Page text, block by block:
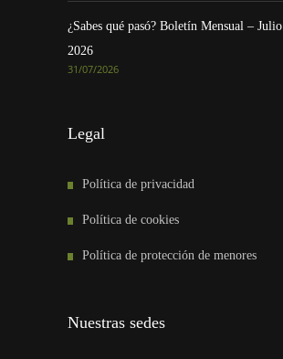
¿Sabes qué pasó? Boletín Mensual – Julio
2026
31/07/2026
Legal
Política de privacidad
Política de cookies
Política de protección de menores
Nuestras sedes